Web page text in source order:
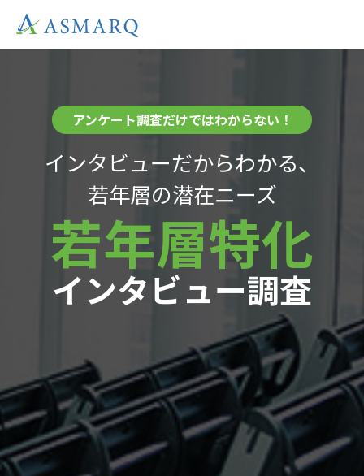
インタビューだからわかる、
若年層の潜在ニーズ
若年層特化
インタビュー調査